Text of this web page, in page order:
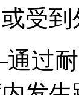
受
过耐